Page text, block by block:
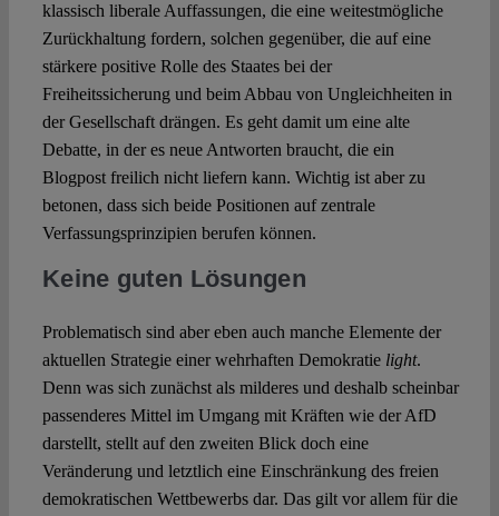
klassisch liberale Auffassungen, die eine weitestmögliche
Zurückhaltung fordern, solchen gegenüber, die auf eine
stärkere positive Rolle des Staates bei der
Freiheitssicherung und beim Abbau von Ungleichheiten in
der Gesellschaft drängen. Es geht damit um eine alte
Debatte, in der es neue Antworten braucht, die ein
Blogpost freilich nicht liefern kann. Wichtig ist aber zu
betonen, dass sich beide Positionen auf zentrale
Verfassungsprinzipien berufen können.
Keine guten Lösungen
Problematisch sind aber eben auch manche Elemente der
aktuellen Strategie einer wehrhaften Demokratie light.
Denn was sich zunächst als milderes und deshalb scheinbar
passenderes Mittel im Umgang mit Kräften wie der AfD
darstellt, stellt auf den zweiten Blick doch eine
Veränderung und letztlich eine Einschränkung des freien
demokratischen Wettbewerbs dar. Das gilt vor allem für die